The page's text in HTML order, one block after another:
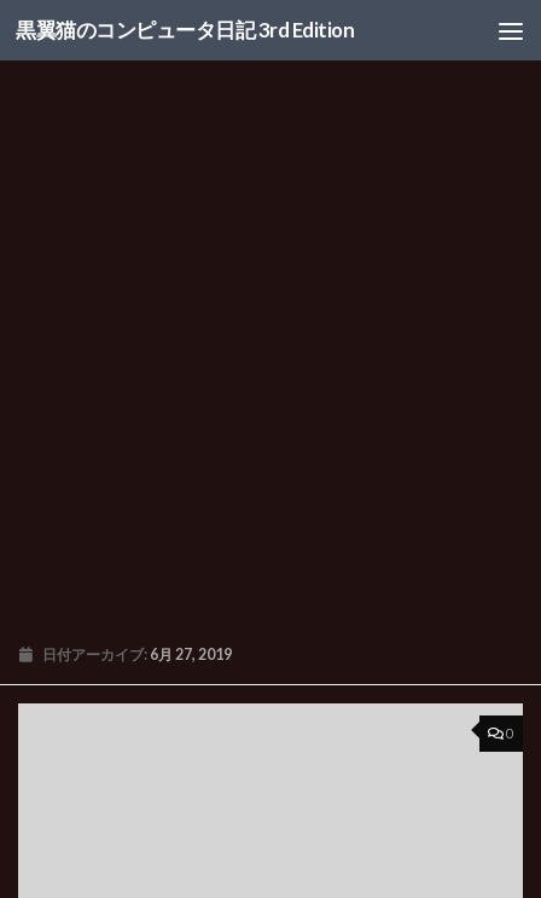
コンテンツへスキップ
黒翼猫のコンピュータ日記 3rd Edition
日付アーカイブ: 6月 27, 2019
0